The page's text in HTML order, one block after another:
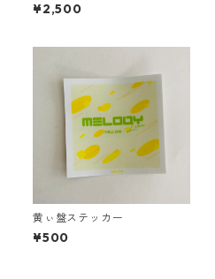
¥2,500
黄ぃ盤ステッカー
¥500